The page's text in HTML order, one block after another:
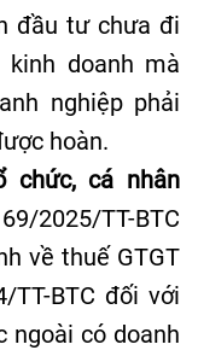
đầu tư chưa đi
doanh mà
nghiệp phải
hoàn.
chức, cá nhân
2025/TT-BTC
về thuế GTGT
TT-BTC đối với
ngoài có doanh